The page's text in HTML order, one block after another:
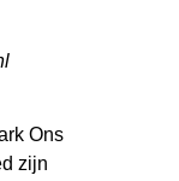
Ons
zijn